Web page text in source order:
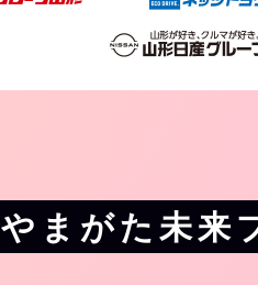
やまがた未来